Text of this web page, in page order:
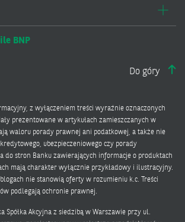
BNP
Do góry
z wyłączeniem treści wyraźnie oznaczonych
prezentowane w artykułach zamieszczanych w
waloru porady prawnej ani podatkowej, a także nie
ubezpieczeniowego czy porady
do stron Banku zawierających informacje o produktach
mają charakter wyłącznie przykładowy i ilustracyjny.
nie stanowią oferty w rozumieniu k.c. Treści
podlegają ochronie prawnej.
Spółka Akcyjna z siedzibą w Warszawie przy ul.